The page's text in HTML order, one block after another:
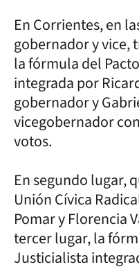
En Corrientes, en
gobernador y vice,
la fórmula del
integrada por
gobernador y
vicegobernador
votos.
En segundo lugar,
Unión Cívica
Pomar y Florencia
tercer lugar, la
Justicialista